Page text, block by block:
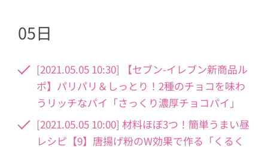
05日
[2021.05.05 10:30] 【セブン-イレブン新商品ル
ポ】パリパリ＆しっとり！2種のチョコを味わ
うリッチなパイ「さっくり濃厚チョコパイ」
[2021.05.05 10:00] 材料ほぼ3つ！簡単うまい昼
レシピ【9】唐揚げ粉のW効果で作る「くるく